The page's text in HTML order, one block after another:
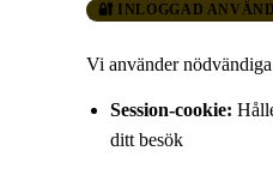
🔐 INLOGGAD
Vi använder
Session-cookie:
ditt besök